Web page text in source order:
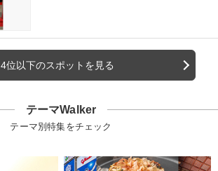
4位以下のスポットを見る
テーマWalker
テーマ別特集をチェック